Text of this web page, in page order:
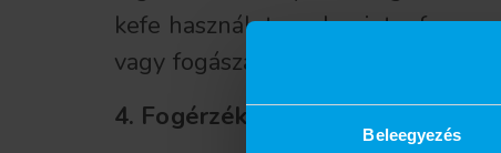
Beleegyezés
kefe használata, valamint a
vagy fogászati higiénikus végezheti.
4. Fogérzékenység